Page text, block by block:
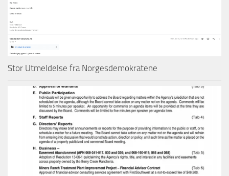
Stor Utmeldelse fra Norgesdemokratene